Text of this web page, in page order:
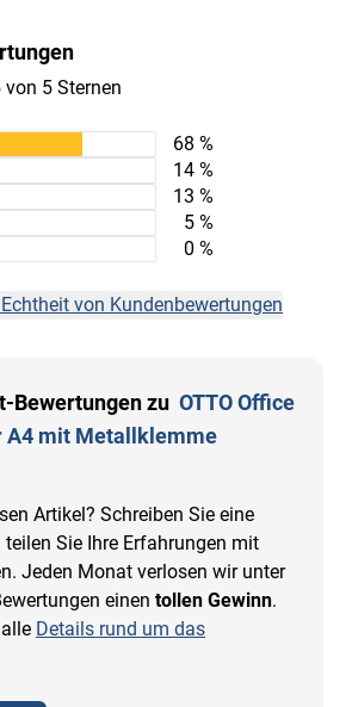
von 5 Sternen
68 %
14 %
13 %
5 %
0 %
von Kundenbewertungen
Bewertungen zu OTTO Office
A4 mit Metallklemme
Artikel? Schreiben Sie eine
teilen Sie Ihre Erfahrungen mit
Jeden Monat verlosen wir unter
einen tollen Gewinn.
Details rund um das